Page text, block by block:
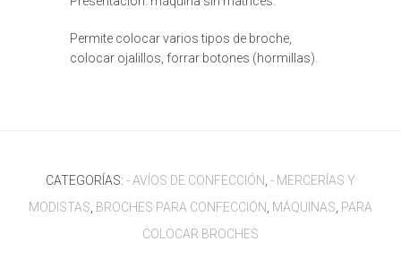
Permite colocar varios tipos de broche,
colocar ojalillos, forrar botones (hormillas).
CATEGORÍAS: - AVÍOS DE CONFECCIÓN - MERCERÍAS Y
MODISTAS BROCHES PARA CONFECCIÓN MÁQUINAS PARA
COLOCAR BROCHES